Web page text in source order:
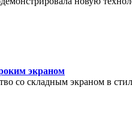
экраном
со складным экраном в